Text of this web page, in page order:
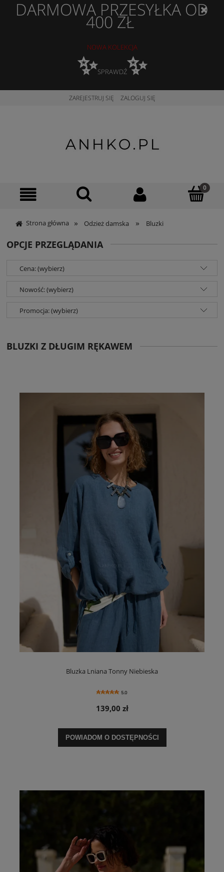
DARMOWA PRZESYŁKA OD
400 ZŁ
NOWA KOLEKCJA
✨SPRAWDŹ✨
ZAREJESTRUJ SIĘ ZALOGUJ SIĘ
Strona główna » Odzież damska » Bluzki
OPCJE PRZEGLĄDANIA
Cena: (wybierz)
Nowość: (wybierz)
Promocja: (wybierz)
BLUZKI Z DŁUGIM RĘKAWEM
Bluzka Lniana Tonny Niebieska
5.0
139,00 zł
POWIADOM O DOSTĘPNOŚCI